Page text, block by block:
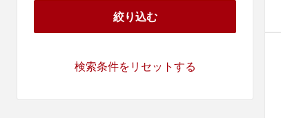
絞り込む
検索条件をリセットする